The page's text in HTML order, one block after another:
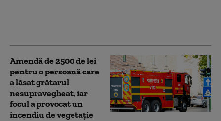
Amendă de 2500 de lei
pentru o persoană care
a lăsat grătarul
nesupravegheat, iar
focul a provocat un
incendiu de vegetaţie